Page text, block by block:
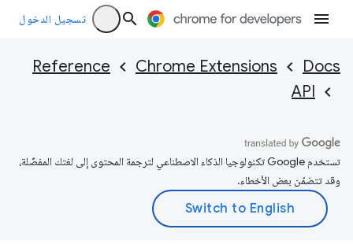
تسجيل الدخول
Docs
Chrome Extensions
Reference
API
تستخدم Google تكنولوجيا الذكاء الاصطناعي لترجمة المحتوى إلى لغتك المفضّلة،
وقد تتضمّن بعض الأخطاء.